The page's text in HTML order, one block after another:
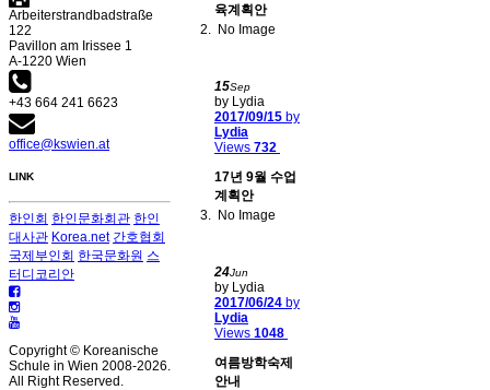
육계획안
No Image
15Sep
by Lydia
2017/09/15 by
Lydia
Views 732
17년 9월 수업
계획안
No Image
24Jun
by Lydia
2017/06/24 by
Lydia
Views 1048
여름방학숙제
안내
Arbeiterstrandbadstraße
122
Pavillon am Irissee 1
A-1220 Wien
+43 664 241 6623
office@kswien.at
LINK
한인회 한인문화회관 한인
대사관 Korea.net 간호협회
국제부인회 한국문화원 스
터디코리안
Copyright © Koreanische
Schule in Wien 2008-2026.
All Right Reserved.